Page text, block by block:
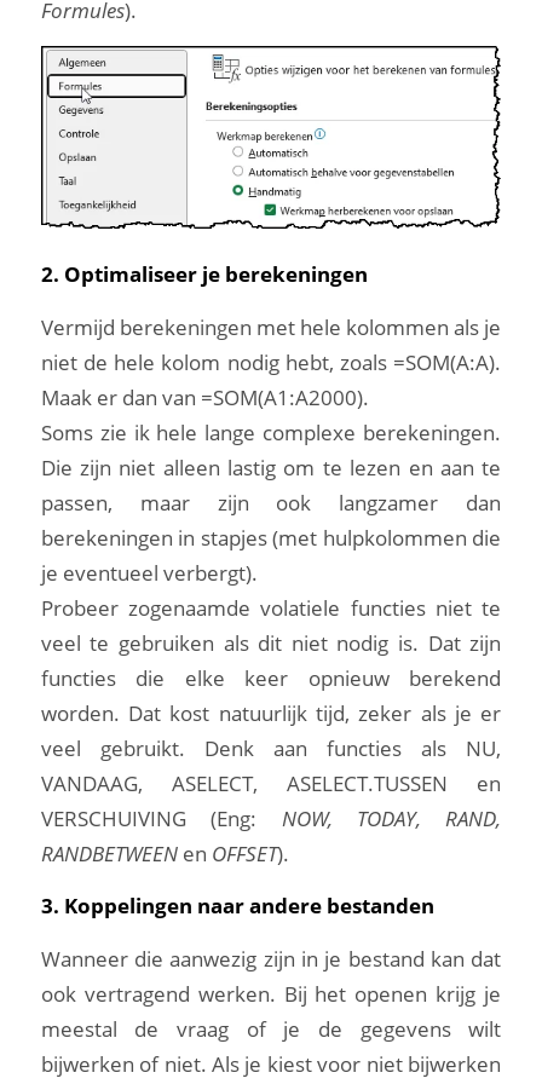
Formules).
2. Optimaliseer je berekeningen
Vermijd berekeningen met hele kolommen als je
niet de hele kolom nodig hebt, zoals =SOM(A:A).
Maak er dan van =SOM(A1:A2000).
Soms zie ik hele lange complexe berekeningen.
Die zijn niet alleen lastig om te lezen en aan te
passen, maar zijn ook langzamer dan
berekeningen in stapjes (met hulpkolommen die
je eventueel verbergt).
Probeer zogenaamde volatiele functies niet te
veel te gebruiken als dit niet nodig is. Dat zijn
functies die elke keer opnieuw berekend
worden. Dat kost natuurlijk tijd, zeker als je er
veel gebruikt. Denk aan functies als NU,
VANDAAG, ASELECT, ASELECT.TUSSEN en
VERSCHUIVING (Eng: NOW, TODAY, RAND,
RANDBETWEEN en OFFSET).
3. Koppelingen naar andere bestanden
Wanneer die aanwezig zijn in je bestand kan dat
ook vertragend werken. Bij het openen krijg je
meestal de vraag of je de gegevens wilt
bijwerken of niet. Als je kiest voor niet bijwerken